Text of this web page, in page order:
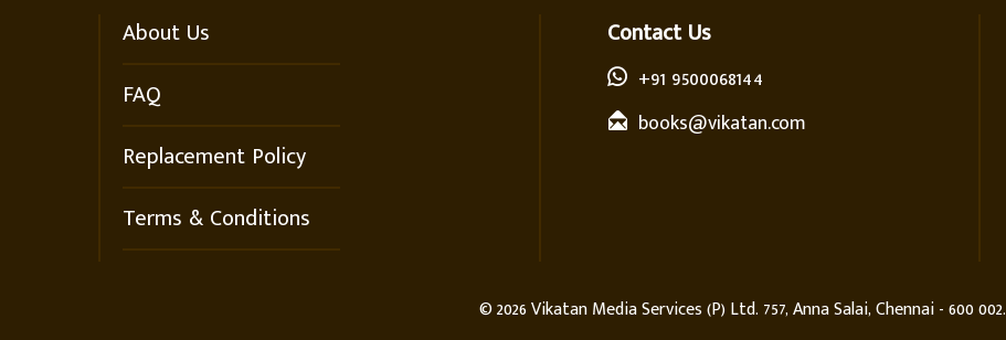
About Us
FAQ
Replacement Policy
Terms & Conditions
Contact Us
+91 9500068144
books@vikatan.com
©2026Vikatan Media Services (P) Ltd. 757, Anna Salai, Chennai - 600 002.